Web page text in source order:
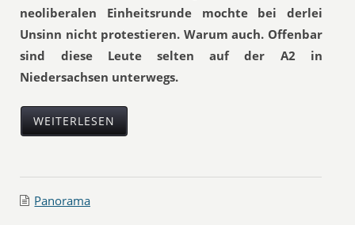
neoliberalen Einheitsrunde mochte bei derlei
Unsinn nicht protestieren. Warum auch. Offenbar
sind diese Leute selten auf der A2 in
Niedersachsen unterwegs.
WEITERLESEN
Panorama